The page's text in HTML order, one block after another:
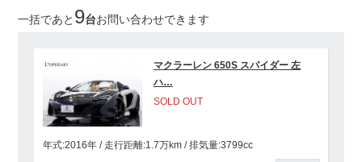
一括であと 9台お問い合わせできます
マクラーレン 650S スパイダー 左
ハ…
SOLD OUT
年式:2016年 走行距離:1.7万km 排気量:3799cc